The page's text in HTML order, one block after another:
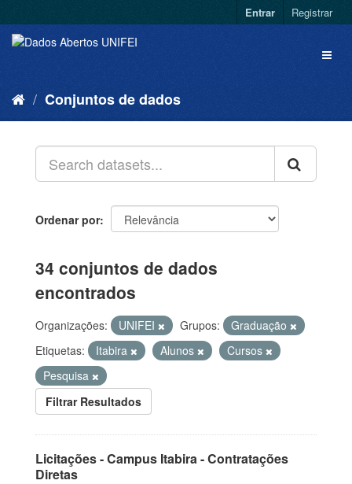
Entrar Registrar
Conjuntos de dados
Ordenar por
34 conjuntos de dados
encontrados
Organizações: UNIFEI Grupos:
Graduação
Etiquetas:
Itabira Alunos
Cursos
Pesquisa
Filtrar Resultados
Licitações - Campus Itabira - Contratações
Diretas